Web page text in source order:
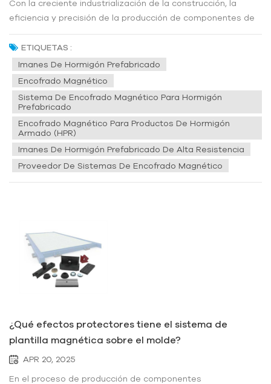
Con la creciente industrialización de la construcción, la
eficiencia y precisión de la producción de componentes de
hormigón prefabricado determinan directamente la calidad
y el coste del proyecto. Los moldes tradicionales de
madera y acero requieren el posicionamiento y la fijación de
pernos manual...
ETIQUETAS :
Imanes De Hormigón Prefabricado
Encofrado Magnético
Sistema De Encofrado Magnético Para Hormigón
Prefabricado
Encofrado Magnético Para Productos De Hormigón
Armado (HPR)
Imanes De Hormigón Prefabricado De Alta Resistencia
Proveedor De Sistemas De Encofrado Magnético
¿Qué efectos protectores tiene el sistema de
plantilla magnética sobre el molde?
APR 20, 2025
En el proceso de producción de componentes